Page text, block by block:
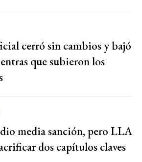
cerró sin cambios y bajó
que subieron los
media sanción, pero LLA
dos capítulos claves